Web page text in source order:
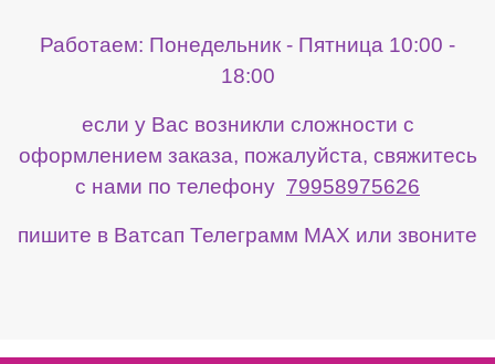
Работаем: Понедельник - Пятница 10:00 -
18:00
если у Вас возникли сложности с
оформлением заказа, пожалуйста, свяжитесь
с нами по телефону 79958975626
пишите в Ватсап Телеграмм МАХ или звоните